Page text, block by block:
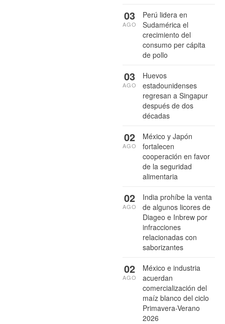
Perú lidera en
Sudamérica el
crecimiento del
consumo per cápita
de pollo
03
AGO
Huevos
estadounidenses
regresan a Singapur
después de dos
décadas
03
AGO
México y Japón
fortalecen
cooperación en favor
de la seguridad
alimentaria
02
AGO
India prohíbe la venta
de algunos licores de
Diageo e Inbrew por
infracciones
relacionadas con
saborizantes
02
AGO
México e industria
acuerdan
comercialización del
maíz blanco del ciclo
Primavera-Verano
2026
02
AGO